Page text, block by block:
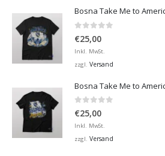
Bosna Take Me to
€25,00
Inkl. MwSt.
zzgl. Versand
Bosna Take Me to
0 von 5
€25,00
Inkl. MwSt.
zzgl. Versand